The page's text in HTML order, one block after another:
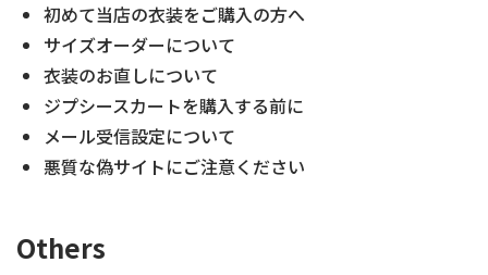
初めて当店の衣装をご購入の方へ
サイズオーダーについて
衣装のお直しについて
ジプシースカートを購入する前に
メール受信設定について
悪質な偽サイトにご注意ください
Others